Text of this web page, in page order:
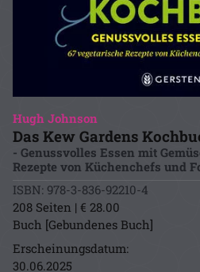
Hugh Johnson
Das Kew Gardens
- Genussvolles Essen mit
Rezepte von Küchenchefs und
ISBN: 978-3-836-92210-4
208 Seiten | € 28.00
Buch [Gebundenes Buch]
Erscheinungsdatum:
30.06.2025